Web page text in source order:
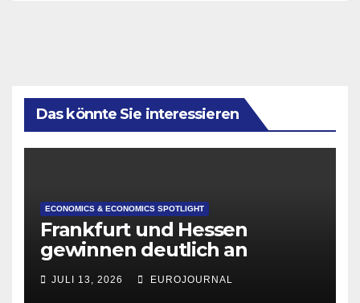
Das könnte Sie interessieren
ECONOMICS & ECONOMICS SPOTLIGHT
Frankfurt und Hessen
gewinnen deutlich an
Attraktivität für Startup-
Gründungen
JULI 13, 2026 EUROJOURNAL